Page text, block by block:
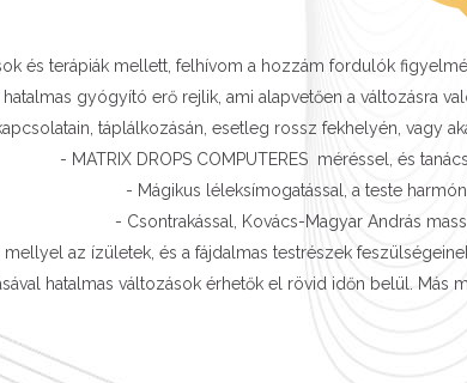
és terápiák mellett, felhívom a hozzám fordulók
gyógyító erő rejlik, ami alapvetően a változásra
táplálkozásán, esetleg rossz fekhelyén, vagy
- MATRIX DROPS COMPUTERES méréssel, és
- Mágikus léleksímogatással, a teste
- Csontrakással, Kovács-Magyar András
az ízületek, és a fájdalmas testrészek
hatalmas változások érhetők el rövid időn belül.